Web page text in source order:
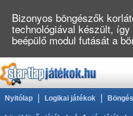
Nyitólap Logikai játékok
Bizonyos böngészők
technológiával készült,
beépülő modul futását a